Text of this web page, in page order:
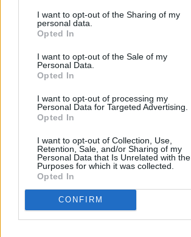
I want to opt-out of the Sharing of my
personal data.
Opted In
I want to opt-out of the Sale of my
Personal Data.
Opted In
I want to opt-out of processing my
Personal Data for Targeted Advertising.
Opted In
I want to opt-out of Collection, Use,
Retention, Sale, and/or Sharing of my
Personal Data that Is Unrelated with the
Purposes for which it was collected.
Opted In
CONFIRM